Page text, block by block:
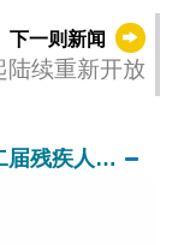
下一则新闻
陆续重新开放
第十五届全国运动会及全国第十二届残疾人运动会暨第九届特殊奥林匹克运动会澳门赛区筹备办公室